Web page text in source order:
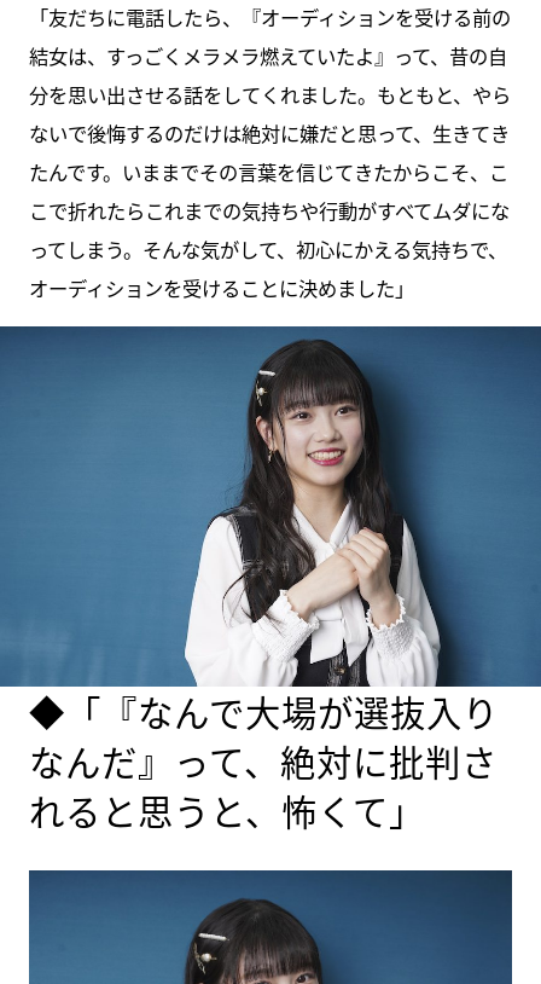
「友だちに電話したら、『オーディションを受ける前の
結女は、すっごくメラメラ燃えていたよ』って、昔の自
分を思い出させる話をしてくれました。もともと、やら
ないで後悔するのだけは絶対に嫌だと思って、生きてき
たんです。いままでその言葉を信じてきたからこそ、こ
こで折れたらこれまでの気持ちや行動がすべてムダにな
ってしまう。そんな気がして、初心にかえる気持ちで、
オーディションを受けることに決めました」
◆「『なんで大場が選抜入り
なんだ』って、絶対に批判さ
れると思うと、怖くて」